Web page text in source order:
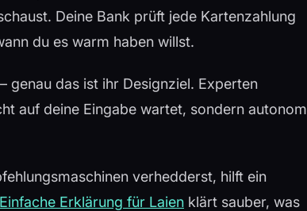
Deine Bank prüft jede Kartenzahlung
du es warm haben willst.
genau das ist ihr Designziel. Experten
auf deine Eingabe wartet, sondern autonom
verhedderst, hilft ein
Erklärung für Laien klärt sauber, was